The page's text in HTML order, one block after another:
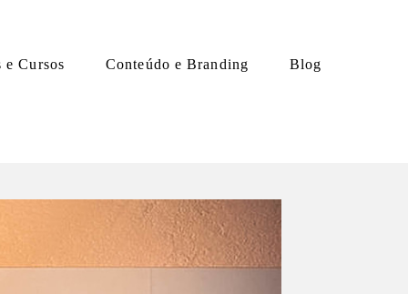
e Cursos Conteúdo e Branding Blog